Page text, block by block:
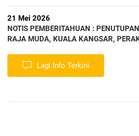
21 Mei 2026
NOTIS PEMBERITAHUAN :
RAJA MUDA, KUALA KANGSAR,
Lagi Info Terkini